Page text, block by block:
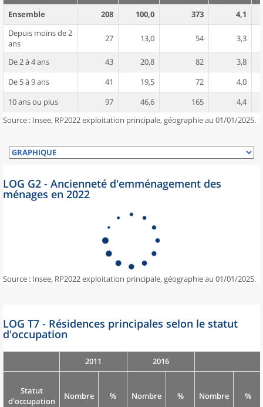
Ensemble
208 100,0 373
4,1
Depuis moins de 2
ans
27 13,0 54 3,3
De 2 à 4 ans 43 20,8 82
3,8
De 5 à 9 ans
41 19,5 72
4,0
10 ans ou plus
97 46,6 165
4,4
Source : Insee, RP2022 exploitation principale, géographie au 01/01/2025.
LOG G2 - Ancienneté d'emménagement des
ménages en 2022
Source : Insee, RP2022 exploitation principale, géographie au 01/01/2025.
LOG T7 - Résidences principales selon le statut
d'occupation
2011 2016
Statut
d'occupation
Nombre % Nombre % Nombre %